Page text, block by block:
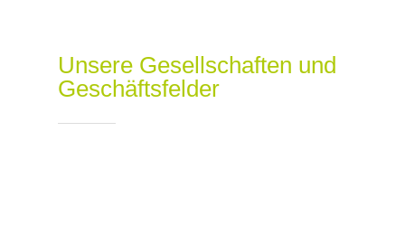
Unsere Gesellschaften und
Geschäftsfelder